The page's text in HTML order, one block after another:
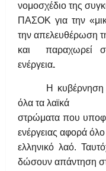
νομοσχέδιο της
ΠΑΣΟΚ για την
την απελευθέρωση
και
παραχωρεί
ενέργεια.
Η
όλα τα λαϊκά
στρώματα που
ενέργειας αφορά όλο
ελληνικό λαό.
δώσουν απάντηση